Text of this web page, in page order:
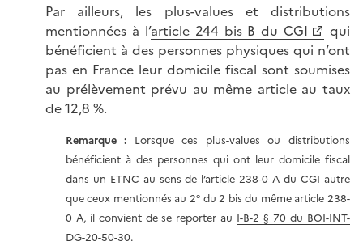
Par ailleurs, les plus-values et distributions
mentionnées à l’article 244 bis B du CGI
qui
bénéficient à des personnes physiques qui n’ont
pas en France leur domicile fiscal sont soumises
au prélèvement prévu au même article au taux
de 12,8 %.
Remarque : Lorsque ces plus-values ou distributions
bénéficient à des personnes qui ont leur domicile fiscal
dans un ETNC au sens de l’article 238-0 A du CGI autre
que ceux mentionnés au 2° du 2 bis du même article 238-
0 A, il convient de se reporter au I-B-2 § 70 du BOI-INT-
DG-20-50-30.